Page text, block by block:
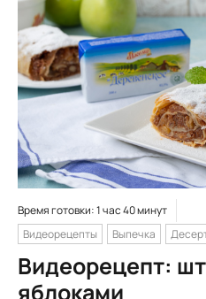
Время готовки: 1 час 40 минут
Видеорецепты
Выпечка
Видеорецепт:
яблоками